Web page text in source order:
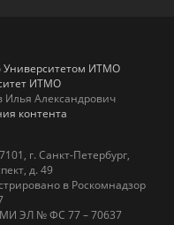
Университетом ИТМО
ИТМО
Илья Александрович
контента
г. Санкт-Петербург,
д. 49
в Роскомнадзор
ЭЛ № ФС 77 – 70637